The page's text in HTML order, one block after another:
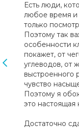
Есть люди,
любое время и
только
Поэтому так
особенности
покажет, от
углеводов, от
выстроенного
чувство
Поэтому я
это настоящая
Достаточно